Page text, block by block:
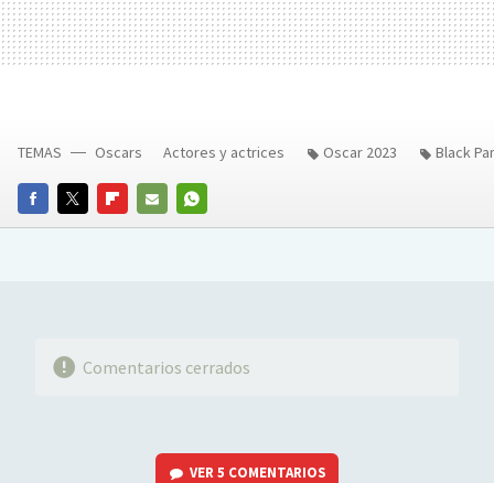
FACEBOOKTWITTERFLIPBOARD
E-
WHATSAPP
TEMAS Oscars Actores y actrices Oscar 2023 Black
Comentarios cerrados
VER5 COMENTARIOS